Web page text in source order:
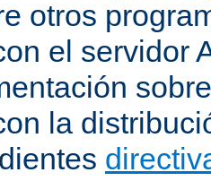
otros
el servidor
la